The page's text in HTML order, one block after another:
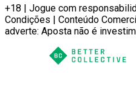
+18 | Jogue com
Condições | Conteúdo
adverte: Aposta não é